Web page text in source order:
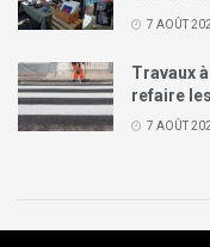
7 AOÛT
Travaux
refaire
7 AOÛT